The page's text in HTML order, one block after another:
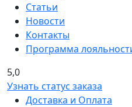
Статьи
Новости
Контакты
Программа
5,0
Узнать статус заказа
Доставка и Оплата